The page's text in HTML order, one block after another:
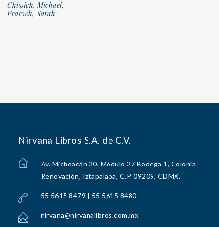
Chissick, Michael,
Peacock, Sarah
Nirvana Libros S.A. de C.V.
Av. Michoacán 20, Módulo 27 Bodega 1, Colonia
Renovación, Iztapalapa, C.P. 09209, CDMX.
55 5615 8479 | 55 5615 8480
nirvana@nirvanalibros.com.mx